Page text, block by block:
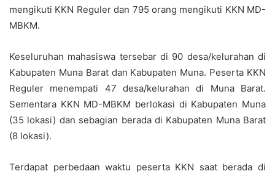
mengikuti KKN Reguler dan 795 orang mengikuti KKN MD-
MBKM.
Keseluruhan mahasiswa tersebar di 90 desa/kelurahan di
Kabupaten Muna Barat dan Kabupaten Muna. Peserta KKN
Reguler menempati 47 desa/kelurahan di Muna Barat.
Sementara KKN MD-MBKM berlokasi di Kabupaten Muna
(35 lokasi) dan sebagian berada di Kabupaten Muna Barat
(8 lokasi).
Terdapat perbedaan waktu peserta KKN saat berada di